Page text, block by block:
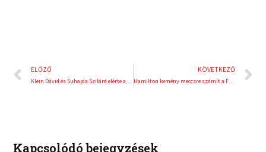
Előző
ELŐZŐ
Klein Dávid és Suhajda Szilárd elérte az alaptábort
KÖVETKEZŐ
Hamilton kemény meccsre számít a Ferrarival
Kapcsolódó bejegyzések